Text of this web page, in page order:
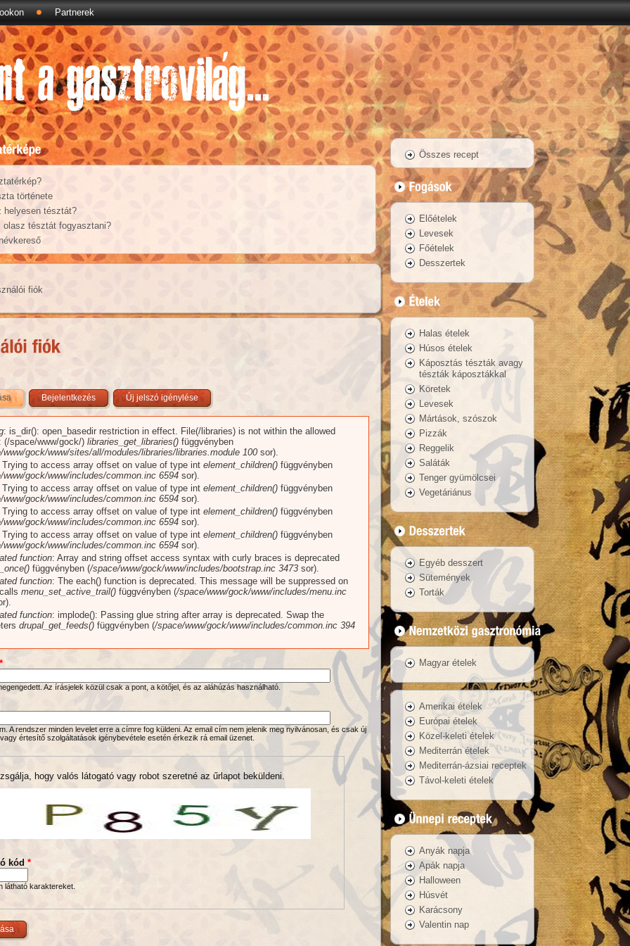
Partnerek
története
helyesen tésztát?
olasz tésztát fogyasztani?
fiók
(aktív fül)Bejelentkezés Új jelszó igénylése
: is_dir(): open_basedir restriction in effect. File(/libraries) is not within the allowed
(/space/www/gock/) libraries_get_libraries() függvényben
www/gock/www/sites/all/modules/libraries/libraries.module 100 sor).
Trying to access array offset on value of type int element_children() függvényben
www/gock/www/includes/common.inc 6594 sor).
Trying to access array offset on value of type int element_children() függvényben
www/gock/www/includes/common.inc 6594 sor).
Trying to access array offset on value of type int element_children() függvényben
www/gock/www/includes/common.inc 6594 sor).
Trying to access array offset on value of type int element_children() függvényben
www/gock/www/includes/common.inc 6594 sor).
function: Array and string offset access syntax with curly braces is deprecated
függvényben (/space/www/gock/www/includes/bootstrap.inc 3473 sor).
function: The each() function is deprecated. This message will be suppressed on
menu_set_active_trail() függvényben (/space/www/gock/www/includes/menu.inc
function: implode(): Passing glue string after array is deprecated. Swap the
drupal_get_feeds() függvényben (/space/www/gock/www/includes/common.inc 394
*
Az írásjelek közül csak a pont, a kötőjel, és az aláhúzás használható.
A rendszer minden levelet erre a címre fog küldeni. Az email cím nem jelenik meg nyilvánosan, és csak új
értesítő szolgáltatások igénybevétele esetén érkezik rá email üzenet.
hogy valós látogató vagy robot szeretné az űrlapot beküldeni.
kód *
látható karaktereket.
Összes recept
Előételek
Levesek
Főételek
Desszertek
Halas ételek
Húsos ételek
Káposztás tészták avagy
tészták káposztákkal
Köretek
Levesek
Mártások, szószok
Pizzák
Reggelik
Saláták
Tenger gyümölcsei
Vegetáriánus
Egyéb desszert
Sütemények
Torták
Magyar ételek
Amerikai ételek
Európai ételek
Közel-keleti ételek
Mediterrán ételek
Mediterrán-ázsiai receptek
Távol-keleti ételek
Anyák napja
Apák napja
Halloween
Húsvét
Karácsony
Valentin nap